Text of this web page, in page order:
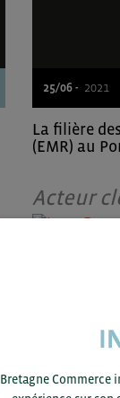
25/06 - 2021
La filière
(EMR) au
Acteur
Bretagne Commerce